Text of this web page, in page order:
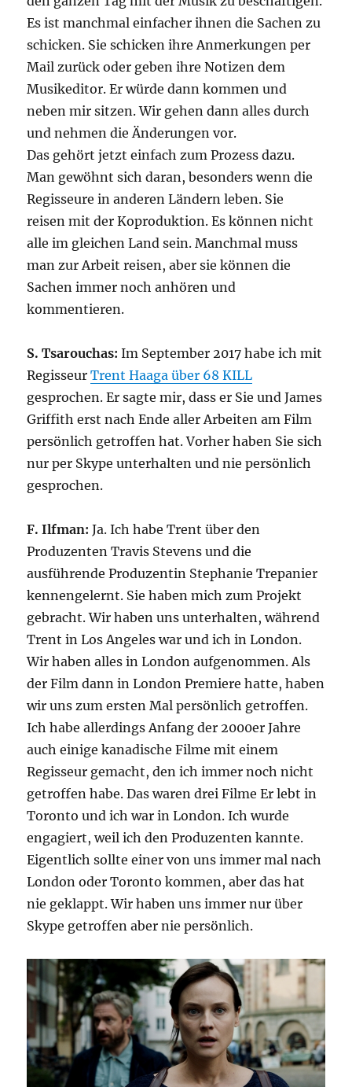
Es ist manchmal einfacher ihnen die Sachen zu
schicken. Sie schicken ihre Anmerkungen per
Mail zurück oder geben ihre Notizen dem
Musikeditor. Er würde dann kommen und
neben mir sitzen. Wir gehen dann alles durch
und nehmen die Änderungen vor.
Das gehört jetzt einfach zum Prozess dazu.
Man gewöhnt sich daran, besonders wenn die
Regisseure in anderen Ländern leben. Sie
reisen mit der Koproduktion. Es können nicht
alle im gleichen Land sein. Manchmal muss
man zur Arbeit reisen, aber sie können die
Sachen immer noch anhören und
kommentieren.
S. Tsarouchas: Im September 2017 habe ich mit
RegisseurTrent Haaga über 68 KILL
gesprochen. Er sagte mir, dass er Sie und James
Griffith erst nach Ende aller Arbeiten am Film
persönlich getroffen hat. Vorher haben Sie sich
nur per Skype unterhalten und nie persönlich
gesprochen.
F. Ilfman: Ja. Ich habe Trent über den
Produzenten Travis Stevens und die
ausführende Produzentin Stephanie Trepanier
kennengelernt. Sie haben mich zum Projekt
gebracht. Wir haben uns unterhalten, während
Trent in Los Angeles war und ich in London.
Wir haben alles in London aufgenommen. Als
der Film dann in London Premiere hatte, haben
wir uns zum ersten Mal persönlich getroffen.
Ich habe allerdings Anfang der 2000er Jahre
auch einige kanadische Filme mit einem
Regisseur gemacht, den ich immer noch nicht
getroffen habe. Das waren drei Filme Er lebt in
Toronto und ich war in London. Ich wurde
engagiert, weil ich den Produzenten kannte.
Eigentlich sollte einer von uns immer mal nach
London oder Toronto kommen, aber das hat
nie geklappt. Wir haben uns immer nur über
Skype getroffen aber nie persönlich.